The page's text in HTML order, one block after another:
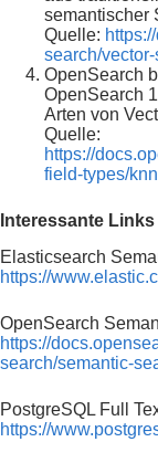
semantischer
Quelle:
search/
OpenSearch
OpenSearch
Arten von
Quelle:
https://
field-types/
Interessante Links
Elasticsearch
https://
OpenSearch
https://
search/semantic-
PostgreSQL Full
https://